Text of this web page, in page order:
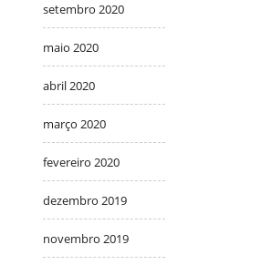
setembro 2020
maio 2020
abril 2020
março 2020
fevereiro 2020
dezembro 2019
novembro 2019